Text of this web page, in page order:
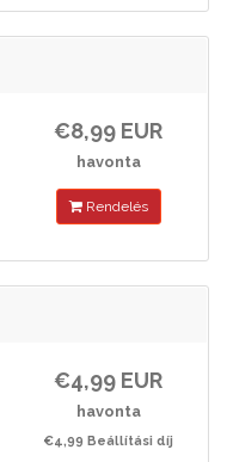
€8,99 EUR
havonta
Rendelés
€4,99 EUR
havonta
€4,99 Beállítási díj